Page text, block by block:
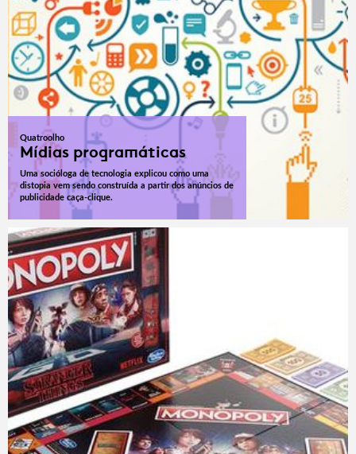
Quatroolho
Mídias programáticas
Uma socióloga de tecnologia explicou como uma
distopia vem sendo construída a partir dos anúncios de
publicidade caça-clique.